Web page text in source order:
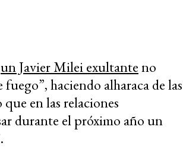
un Javier Milei exultanteno
haciendo alharaca de las
en las relaciones
durante el próximo año un